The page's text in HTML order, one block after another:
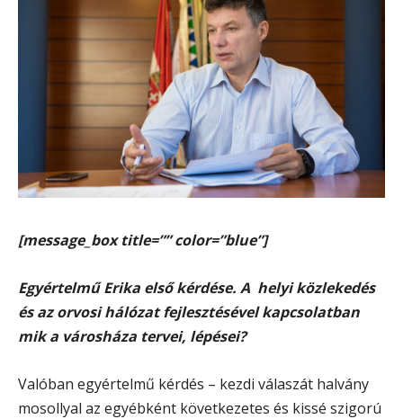
[message_box title=”” color=”blue”]
Egyértelmű Erika első kérdése. A helyi közlekedés
és az orvosi hálózat fejlesztésével kapcsolatban
mik a városháza tervei, lépései?
Valóban egyértelmű kérdés – kezdi válaszát halvány
mosollyal az egyébként következetes és kissé szigorú